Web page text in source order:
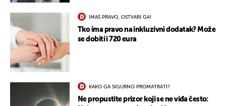
IMAŠ PRAVO, OSTVARI GA!
Tko ima pravo na inkluzivni dodatak? Može
se dobiti i 720 eura
KAKO GA SIGURNO PROMATRATI?
Ne propustite prizor koji se ne viđa često: